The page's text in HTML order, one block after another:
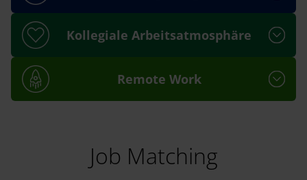
Kollegiale Arbeitsatmosphäre
Remote Work
Job Matching